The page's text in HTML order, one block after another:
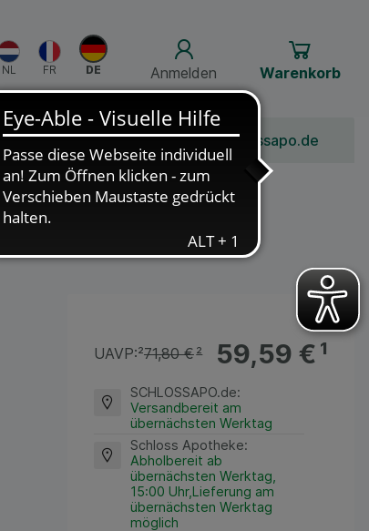
Anmelden Warenkorb
Bonusprogramm Jobs Über Schlossapo.de
59,59 €¹
UAVP:²71,80 €²
SCHLOSSAPO.de:
Versandbereit am
übernächsten Werktag
Schloss Apotheke:
Abholbereit ab
übernächsten Werktag,
15:00 Uhr,Lieferung am
übernächsten Werktag
möglich